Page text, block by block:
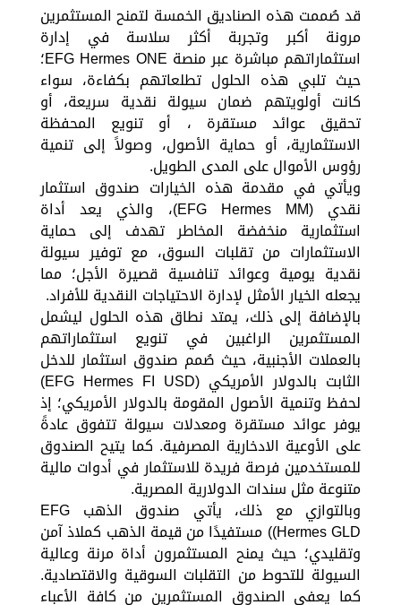
قد صُممت هذه الصناديق الخمسة لتمنح المستثمرين
مرونة أكبر وتجربة أكثر سلاسة في إدارة
استثماراتهم مباشرة عبر منصة EFG Hermes ONE؛
حيث تلبي هذه الحلول تطلعاتهم بكفاءة، سواء
كانت أولويتهم ضمان سيولة نقدية سريعة، أو
تحقيق عوائد مستقرة ، أو تنويع المحفظة
الاستثمارية، أو حماية الأصول، وصولاً إلى تنمية
رؤوس الأموال على المدى الطويل.
ويأتي في مقدمة هذه الخيارات صندوق استثمار
نقدي (EFG Hermes MM)، والذي يعد أداة
استثمارية منخفضة المخاطر تهدف إلى حماية
الاستثمارات من تقلبات السوق، مع توفير سيولة
نقدية يومية وعوائد تنافسية قصيرة الأجل؛ مما
يجعله الخيار الأمثل لإدارة الاحتياجات النقدية للأفراد.
بالإضافة إلى ذلك، يمتد نطاق هذه الحلول ليشمل
المستثمرين الراغبين في تنويع استثماراتهم
بالعملات الأجنبية، حيث صُمم صندوق استثمار للدخل
الثابت بالدولار الأمريكي (EFG Hermes FI USD)
لحفظ وتنمية الأصول المقومة بالدولار الأمريكي؛ إذ
يوفر عوائد مستقرة ومعدلات سيولة تتفوق عادةً
على الأوعية الادخارية المصرفية. كما يتيح الصندوق
للمستخدمين فرصة فريدة للاستثمار في أدوات مالية
متنوعة مثل سندات الدولارية المصرية.
وبالتوازي مع ذلك، يأتي صندوق الذهب EFG
Hermes GLD)) مستفيدًا من قيمة الذهب كملاذ آمن
وتقليدي؛ حيث يمنح المستثمرون أداة مرنة وعالية
السيولة للتحوط من التقلبات السوقية والاقتصادية.
كما يعفي الصندوق المستثمرين من كافة الأعباء